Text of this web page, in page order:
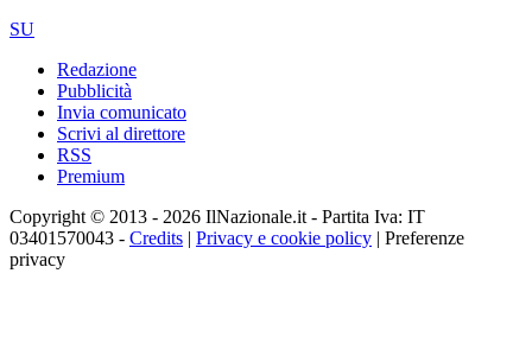
SU
Redazione
Pubblicità
Invia comunicato
Scrivi al direttore
RSS
Premium
Copyright © 2013 - 2026 IlNazionale.it - Partita Iva: IT
03401570043 - Credits | Privacy e cookie policy | Preferenze
privacy